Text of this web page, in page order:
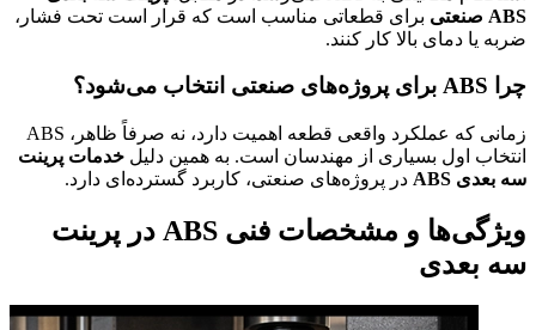
ABS صنعتی
برای قطعاتی مناسب است که قرار است تحت فشار،
ضربه یا دمای بالا کار کنند.
چرا ABS برای پروژه‌های صنعتی انتخاب می‌شود؟
زمانی که عملکرد واقعی قطعه اهمیت دارد، نه صرفاً ظاهر، ABS
انتخاب اول بسیاری از مهندسان است. به همین دلیل خدمات پرینت
سه بعدی ABS
در پروژه‌های صنعتی، کاربرد گسترده‌ای دارد.
ویژگی‌ها و مشخصات فنی ABS در پرینت
سه بعدی